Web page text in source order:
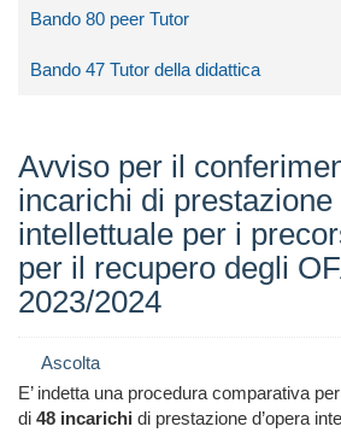
Bando 80 peer Tutor
Bando 47 Tutor della didattica
Avviso per il
incarichi di prestazione
intellettuale per i
per il recupero degli
2023/2024
Ascolta
E’ indetta una procedura comparativa
di 48 incarichi di prestazione d’opera